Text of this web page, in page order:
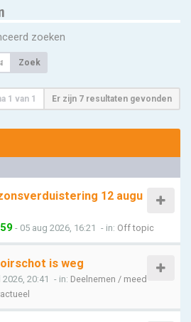
zoeken
Zoek
1 van 1 Er zijn 7 resultaten gevonden
12 augu
- 05 aug 2026, 16:21 - in: Off topic
is weg
2026, 20:41 - in: Deelnemen / meed